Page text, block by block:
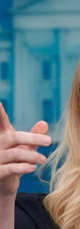
구속 송치
코산 할라피뇨"--
끼임 사망 관련 압수
울·경기도 선관위
합…1%대 상승 출발
한 807.62개장
른 6365.07 개장
발.. 14명 부상, 3명
중대경보'
로 남부 케슘섬에서
15% 관세, 120일
서명
0.06%↓